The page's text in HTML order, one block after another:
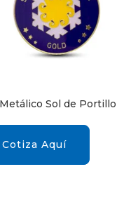
Sol de Portillo
Cotiza Aquí